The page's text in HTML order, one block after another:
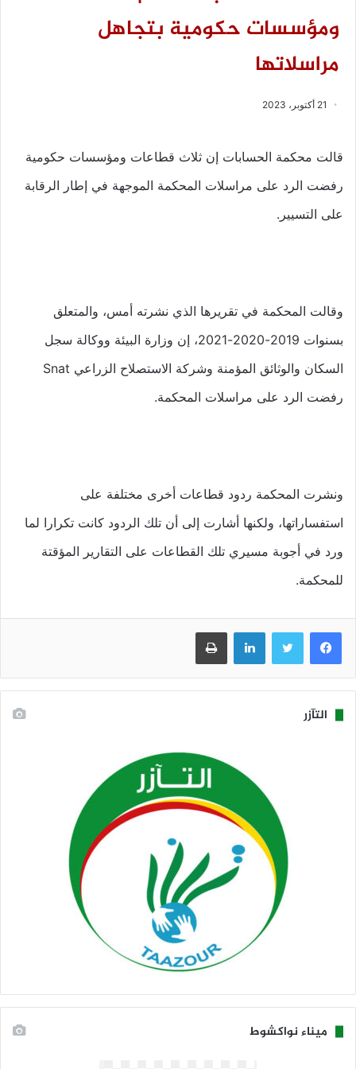
ومؤسسات حكومية بتجاهل
مراسلاتها
21 أكتوبر، 2023
قالت محكمة الحسابات إن ثلاث قطاعات ومؤسسات حكومية
رفضت الرد على مراسلات المحكمة الموجهة في إطار الرقابة
على التسيير.
وقالت المحكمة في تقريرها الذي نشرته أمس، والمتعلق
بسنوات 2019-2020-2021، إن وزارة البيئة ووكالة سجل
السكان والوثائق المؤمنة وشركة الاستصلاح الزراعي Snat
رفضت الرد على مراسلات المحكمة.
ونشرت المحكمة ردود قطاعات أخرى مختلفة على
استفساراتها، ولكنها أشارت إلى أن تلك الردود كانت تكرارا لما
ورد في أجوبة مسيري تلك القطاعات على التقارير المؤقتة
للمحكمة.
فيسبوك تويتر لينكدإن طباعة
التآزر
ميناء نواكشوط